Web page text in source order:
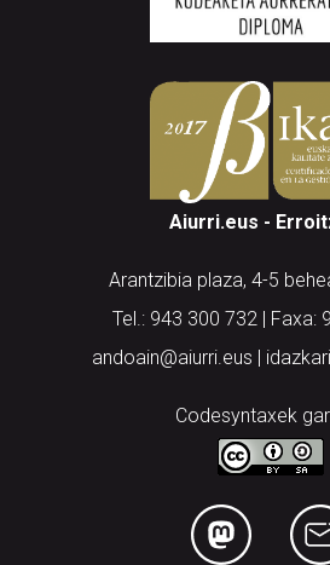
Aiurri.eus -
Arantzibia plaza, 4-5
Tel.: 943 300 732 | Faxa:
andoain@aiurri.eus |
Codesyntaxek